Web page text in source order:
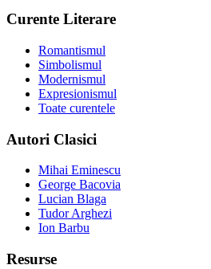
Curente Literare
Romantismul
Simbolismul
Modernismul
Expresionismul
Toate curentele
Autori Clasici
Mihai Eminescu
George Bacovia
Lucian Blaga
Tudor Arghezi
Ion Barbu
Resurse